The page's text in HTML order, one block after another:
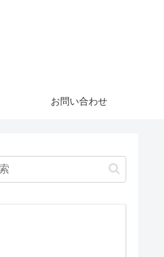
お問い合わせ